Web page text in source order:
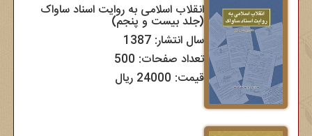
انقلاب اسلامی به روایت اسناد ساواک
(جلد بیست و پنجم)
سال انتشار: 1387
تعداد صفحات: 500
قیمت: 24000 ریال